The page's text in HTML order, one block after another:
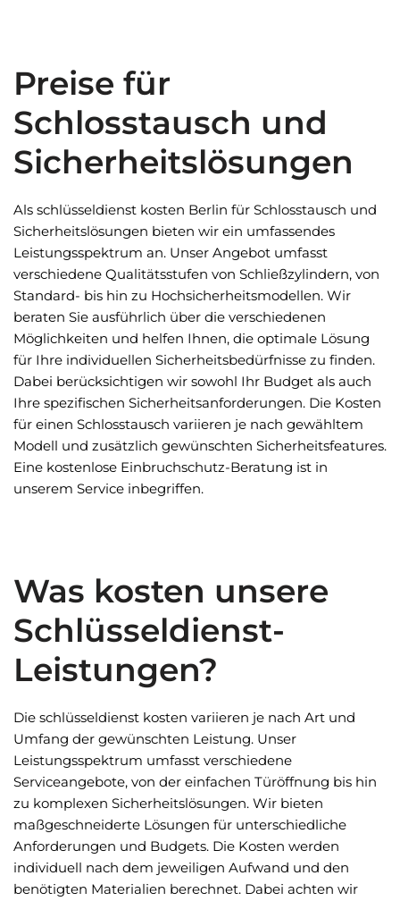
Preise für
Schlosstausch und
Sicherheitslösungen
Als schlüsseldienst kosten Berlin für Schlosstausch und
Sicherheitslösungen bieten wir ein umfassendes
Leistungsspektrum an. Unser Angebot umfasst
verschiedene Qualitätsstufen von Schließzylindern, von
Standard- bis hin zu Hochsicherheitsmodellen. Wir
beraten Sie ausführlich über die verschiedenen
Möglichkeiten und helfen Ihnen, die optimale Lösung
für Ihre individuellen Sicherheitsbedürfnisse zu finden.
Dabei berücksichtigen wir sowohl Ihr Budget als auch
Ihre spezifischen Sicherheitsanforderungen. Die Kosten
für einen Schlosstausch variieren je nach gewähltem
Modell und zusätzlich gewünschten Sicherheitsfeatures.
Eine kostenlose Einbruchschutz-Beratung ist in
unserem Service inbegriffen.
Was kosten unsere
Schlüsseldienst-
Leistungen?
Die schlüsseldienst kosten variieren je nach Art und
Umfang der gewünschten Leistung. Unser
Leistungsspektrum umfasst verschiedene
Serviceangebote, von der einfachen Türöffnung bis hin
zu komplexen Sicherheitslösungen. Wir bieten
maßgeschneiderte Lösungen für unterschiedliche
Anforderungen und Budgets. Die Kosten werden
individuell nach dem jeweiligen Aufwand und den
benötigten Materialien berechnet. Dabei achten wir